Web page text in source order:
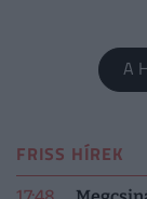
A
FRISS HÍREK